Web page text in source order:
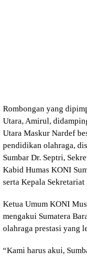
Rombongan yang
Utara, Amirul,
Utara Maskur Nardef
pendidikan olahraga,
Sumbar Dr. Septri,
Kabid Humas KONI
serta Kepala
Ketua Umum KONI
mengakui Sumatera
olahraga prestasi yang
“Kami harus akui,